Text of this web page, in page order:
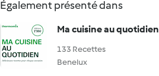
Également présenté dans
Ma cuisine au quotidien
133 Recettes
Benelux